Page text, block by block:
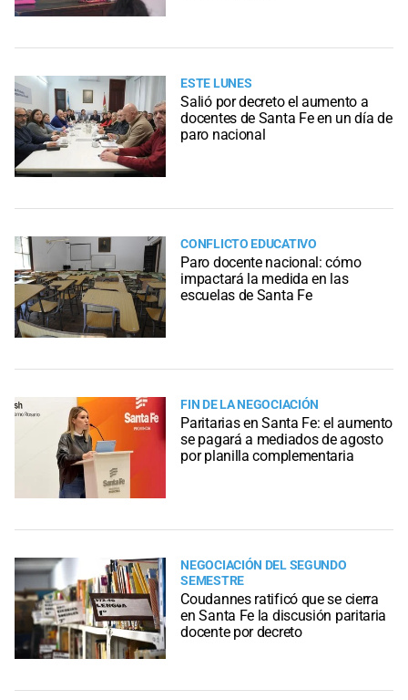
ESTE LUNES
Salió por decreto el aumento a
docentes de Santa Fe en un día de
paro nacional
CONFLICTO EDUCATIVO
Paro docente nacional: cómo
impactará la medida en las
escuelas de Santa Fe
FIN DE LA NEGOCIACIÓN
Paritarias en Santa Fe: el aumento
se pagará a mediados de agosto
por planilla complementaria
NEGOCIACIÓN DEL SEGUNDO
SEMESTRE
Coudannes ratificó que se cierra
en Santa Fe la discusión paritaria
docente por decreto